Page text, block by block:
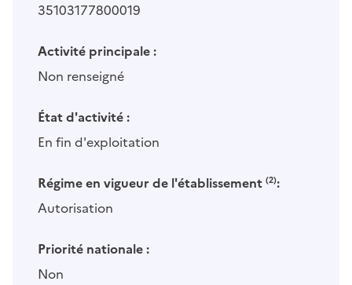
35103177800019
Activité principale :
Non renseigné
État d'activité :
En fin d'exploitation
Régime en vigueur de l'établissement (2):
Autorisation
Priorité nationale :
Non